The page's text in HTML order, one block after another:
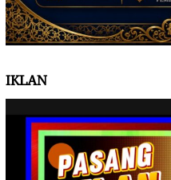
IKLAN